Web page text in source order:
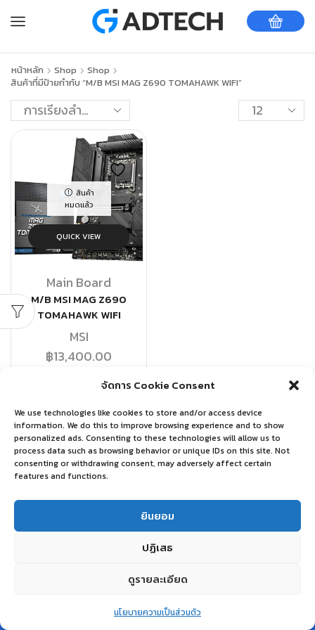
จัดการ Cookie Consent
We use technologies like cookies to store and/or access device
information. We do this to improve browsing experience and to show
personalized ads. Consenting to these technologies will allow us to
process data such as browsing behavior or unique IDs on this site. Not
consenting or withdrawing consent, may adversely affect certain
features and functions.
ยินยอม
ปฏิเสธ
ดูรายละเอียด
นโยบายความเป็นส่วนตัว
หน้าหลัก Shop
Shop
สินค้าที่มีป้ายกำกับ “M/B MSI MAG Z690 TOMAHAWK WIFI”
สินค้า
หมดแล้ว
QUICK VIEW
Main Board
M/B MSI MAG Z690
TOMAHAWK WIFI
MSI
฿13,400.00
Wishlist